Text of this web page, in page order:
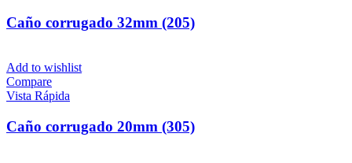
Caño corrugado 32mm (205)
Add to wishlist
Compare
Vista Rápida
Caño corrugado 20mm (305)